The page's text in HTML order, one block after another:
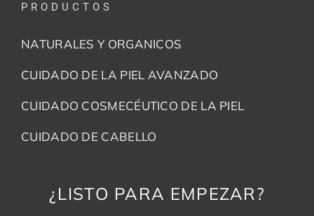
PRODUCTOS
NATURALES Y ORGANICOS
CUIDADO DE LA PIEL AVANZADO
CUIDADO COSMECÉUTICO DE LA PIEL
CUIDADO DE CABELLO
¿LISTO PARA EMPEZAR?